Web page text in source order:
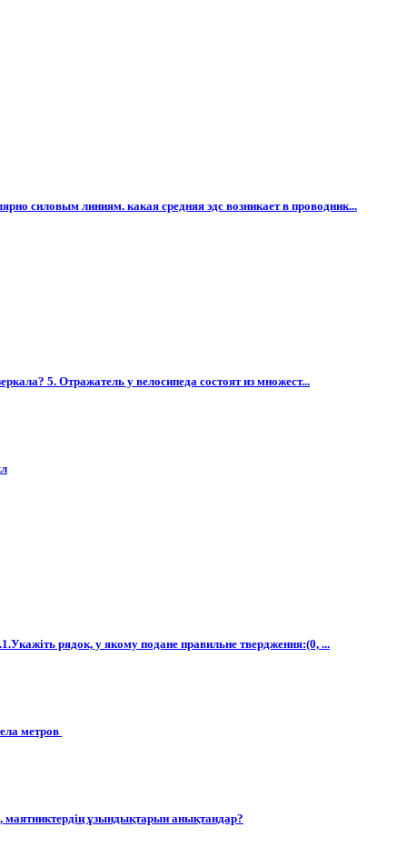
силовым линиям. какая средняя эдс возникает в проводник...
5. Отражатель у велосипеда состоят из множест...
рядок, у якому подане правильне твердження:(0, ...
метров
маятниктердің ұзындықтарын анықтандар?​